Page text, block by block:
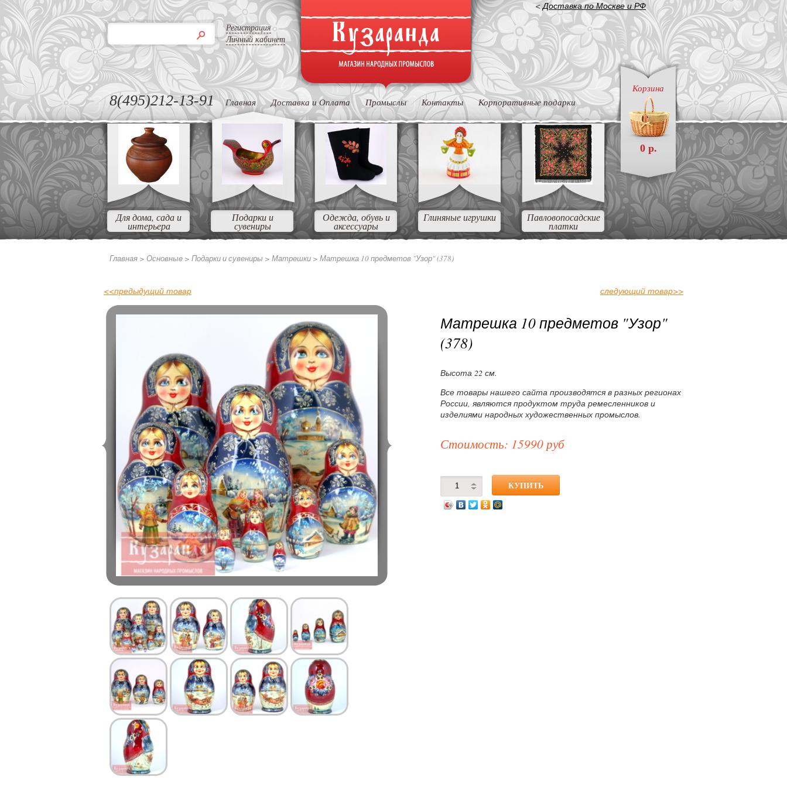
Регистрация
Личный кабинет
<Доставка по Москве и РФ
Корзина
0 р.
8(495)212-13-91 Главная Доставка и Оплата Промыслы Контакты Корпоративные подарки
Для дома, сада и
интерьера
Подарки и
сувениры
Одежда, обувь и
аксессуары
Глиняные игрушки Павловопосадские
платки
Главная > Основные > Подарки и сувениры > Матрешки > Матрешка 10 предметов "Узор" (378)
<<предыдущий товар следующий товар>>
Матрешка 10 предметов "Узор"
(378)
Высота 22 см.
Все товары нашего сайта производятся в разных регионах
России, являются продуктом труда ремесленников и
изделиями народных художественных промыслов.
Стоимость: 15990 руб